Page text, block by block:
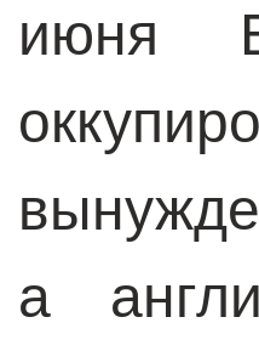
июня
а